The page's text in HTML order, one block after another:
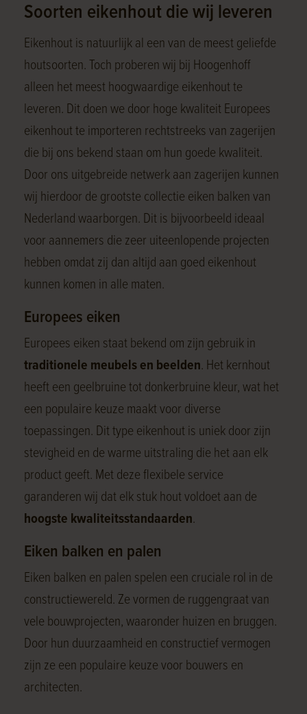
Soorten eikenhout die wij leveren
Eikenhout is natuurlijk al een van de meest geliefde
houtsoorten. Toch proberen wij bij Hoogenhoff
alleen het meest hoogwaardige eikenhout te
leveren. Dit doen we door hoge kwaliteit Europees
eikenhout te importeren rechtstreeks van zagerijen
die bij ons bekend staan om hun goede kwaliteit.
Door ons uitgebreide netwerk aan zagerijen kunnen
wij hierdoor de grootste collectie eiken balken van
Nederland waarborgen. Dit is bijvoorbeeld ideaal
voor aannemers die zeer uiteenlopende projecten
hebben omdat zij dan altijd aan goed eikenhout
kunnen komen in alle maten.
Europees eiken
Europees eiken staat bekend om zijn gebruik in
traditionele meubels en beelden. Het kernhout
heeft een geelbruine tot donkerbruine kleur, wat het
een populaire keuze maakt voor diverse
toepassingen. Dit type eikenhout is uniek door zijn
stevigheid en de warme uitstraling die het aan elk
product geeft. Met deze flexibele service
garanderen wij dat elk stuk hout voldoet aan de
hoogste kwaliteitsstandaarden.
Eiken balken en palen
Eiken balken en palen spelen een cruciale rol in de
constructiewereld. Ze vormen de ruggengraat van
vele bouwprojecten, waaronder huizen en bruggen.
Door hun duurzaamheid en constructief vermogen
zijn ze een populaire keuze voor bouwers en
architecten.